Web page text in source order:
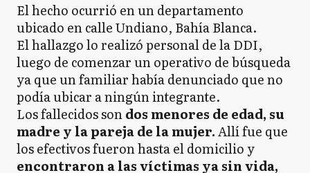
El hecho ocurrió en un departamento
ubicado en calle Undiano, Bahía Blanca.
El hallazgo lo realizó personal de la DDI,
luego de comenzar un operativo de búsqueda
ya que un familiar había denunciado que no
podía ubicar a ningún integrante.
Los fallecidos sondos menores de edad, su
madre y la pareja de la mujer.Allí fue que
los efectivos fueron hasta el domicilio y
encontraron a las víctimas ya sin vida,